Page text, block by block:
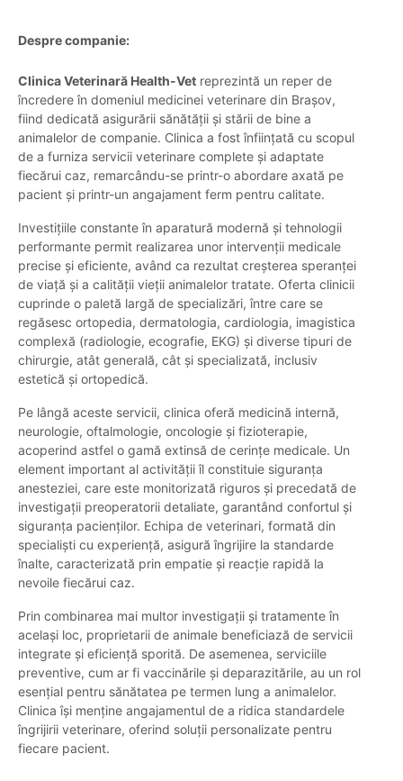
Despre companie:
Clinica Veterinară Health-Vet reprezintă un reper de
încredere în domeniul medicinei veterinare din Brașov,
fiind dedicată asigurării sănătății și stării de bine a
animalelor de companie. Clinica a fost înființată cu scopul
de a furniza servicii veterinare complete și adaptate
fiecărui caz, remarcându-se printr-o abordare axată pe
pacient și printr-un angajament ferm pentru calitate.
Investițiile constante în aparatură modernă și tehnologii
performante permit realizarea unor intervenții medicale
precise și eficiente, având ca rezultat creșterea speranței
de viață și a calității vieții animalelor tratate. Oferta clinicii
cuprinde o paletă largă de specializări, între care se
regăsesc ortopedia, dermatologia, cardiologia, imagistica
complexă (radiologie, ecografie, EKG) și diverse tipuri de
chirurgie, atât generală, cât și specializată, inclusiv
estetică și ortopedică.
Pe lângă aceste servicii, clinica oferă medicină internă,
neurologie, oftalmologie, oncologie și fizioterapie,
acoperind astfel o gamă extinsă de cerințe medicale. Un
element important al activității îl constituie siguranța
anesteziei, care este monitorizată riguros și precedată de
investigații preoperatorii detaliate, garantând confortul și
siguranța pacienților. Echipa de veterinari, formată din
specialiști cu experiență, asigură îngrijire la standarde
înalte, caracterizată prin empatie și reacție rapidă la
nevoile fiecărui caz.
Prin combinarea mai multor investigații și tratamente în
același loc, proprietarii de animale beneficiază de servicii
integrate și eficiență sporită. De asemenea, serviciile
preventive, cum ar fi vaccinările și deparazitările, au un rol
esențial pentru sănătatea pe termen lung a animalelor.
Clinica își menține angajamentul de a ridica standardele
îngrijirii veterinare, oferind soluții personalizate pentru
fiecare pacient.